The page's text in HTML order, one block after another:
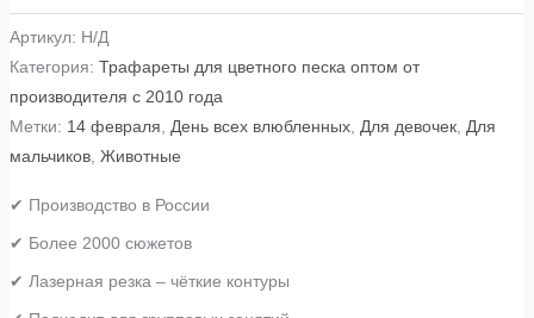
Артикул: Н/Д
Категория:Трафареты для цветного песка оптом от
производителя с 2010 года
Метки: 14 февраля День всех влюбленных Для девочек Для
мальчиков ,Животные
✔ Производство в России
✔ Более 2000 сюжетов
✔ Лазерная резка – чёткие контуры